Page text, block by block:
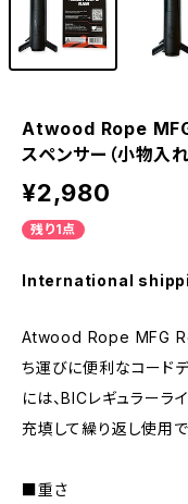
Atwood Rope
スペンサー（小物入れ
¥2,980
残り1点
International
Atwood Rope MFG
ち運びに便利なコードデ
には、BICレギュラーラ
充填して繰り返し使用で
■重さ